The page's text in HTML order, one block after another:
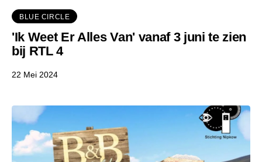
BLUE CIRCLE
'Ik Weet Er Alles Van' vanaf 3 juni te zien
bij RTL 4
22 Mei 2024